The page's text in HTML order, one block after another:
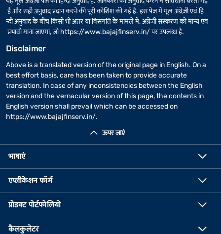
ऊपर जाएं
है और सही अनुवाद प्रदान करने की पूरी कोशिश की गई है. इस पेज में मूल अंग्रेज़ी एवं हि
न्दी अनुवाद के बीच किसी भी अंतर या विसंगति के मामले में, अंग्रेज़ी संस्करण को मान्य एवं
प्रभावी माना जाएगा, जोhttps://www.bajajfinserv.in/पर उपलब्ध है.
Disclaimer
Above is a translated version of the original page in English. On a
best effort basis, care has been taken to provide accurate
translation. In case of any inconsistencies between the English
version and the vernacular version of this page, the contents in
English version shall prevail which can be accessed on
https://www.bajajfinserv.in/.
भाषाएं
एप्लीकेशन फॉर्म
प्रोडक्ट पोर्टफोलियो
कैलकुलेटर